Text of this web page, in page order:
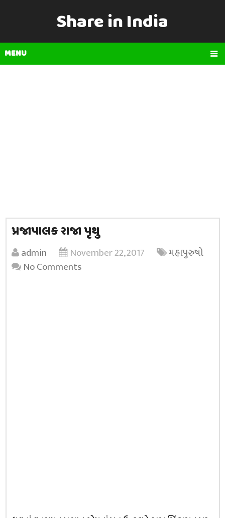
Share in India
MENU
પ્રજાપાલક રાજા પૃથુ
admin November 22, 2017
મહાપુરુષો
No Comments